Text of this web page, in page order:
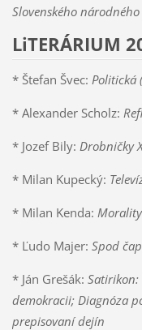
Slovenského
LiTERÁRIUM
* Štefan Švec: Politická
* Alexander Scholz:
* Jozef Bily: Drobničky
* Milan Kupecký:
* Milan Kenda:
* Ľudo Majer: Spod
* Ján Grešák: Satirikon:
demokracii; Diagnóza
prepisovaní dejín